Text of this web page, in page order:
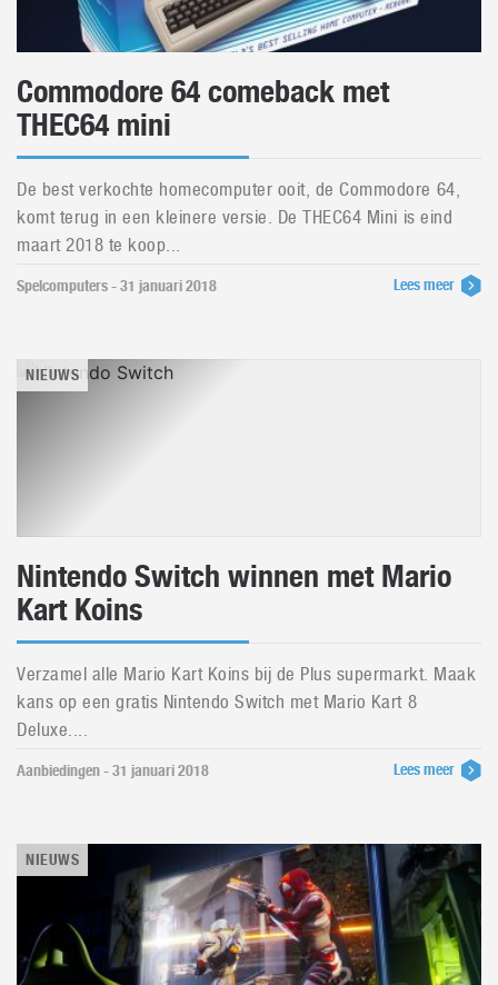
Commodore 64 comeback met
THEC64 mini
De best verkochte homecomputer ooit, de Commodore 64,
komt terug in een kleinere versie. De THEC64 Mini is eind
maart 2018 te koop...
Spelcomputers - 31 januari 2018 Lees meer
NIEUWS
Nintendo Switch winnen met Mario
Kart Koins
Verzamel alle Mario Kart Koins bij de Plus supermarkt. Maak
kans op een gratis Nintendo Switch met Mario Kart 8
Deluxe....
Aanbiedingen - 31 januari 2018 Lees meer
NIEUWS